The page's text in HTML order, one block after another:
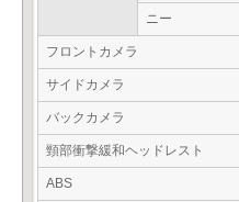
ニー
フロントカメラ
サイドカメラ
バックカメラ
頸部衝撃緩和ヘッドレスト
ABS